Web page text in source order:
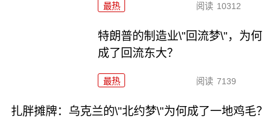
最热 阅读 10312
特朗普的制造业\"回流梦\"，为何
成了回流东大？
最热 阅读 7139
扎胖摊牌：乌克兰的\"北约梦\"为何成了一地鸡毛？